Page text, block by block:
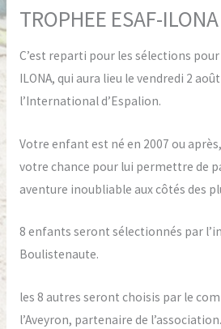
TROPHEE ESAF-
C’est reparti pour les sélections pour
ILONA, qui aura lieu le vendredi 2
l’International d’Espalion.
Votre enfant est né en 2007 ou
votre chance pour lui permettre de
aventure inoubliable aux côtés des
8 enfants seront sélectionnés par
Boulistenaute.
les 8 autres seront choisis par le
l’Aveyron, partenaire de l’association.